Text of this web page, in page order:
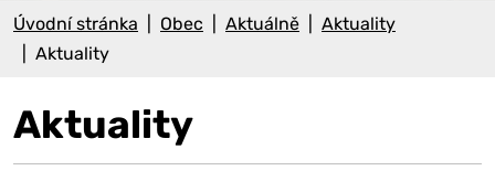
Úvodní stránka Obec Aktuálně
Aktuality
Aktuality
Aktuality